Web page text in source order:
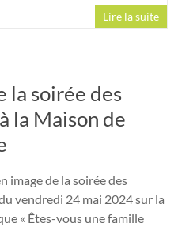
Lire la suite
la soirée des
la Maison de
image de la soirée des
vendredi 24 mai 2024 sur la
« Êtes-vous une famille